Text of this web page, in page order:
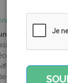
(DEP)
métier qui vous
des
pour
Le diplômé
réaliser les tâches